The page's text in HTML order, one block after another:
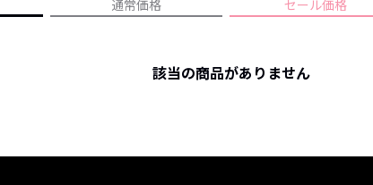
人気記事ランキング
フォーカスブランド
プライバシーポリシー
通常価格 セール価格
該当の商品がありません